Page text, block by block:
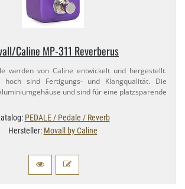
​Caline MP-​311 Reverberus
werden von Caline entwickelt und hergestellt.
hoch sind Fertigungs- und Klangqualität. Die
und sind für eine platzsparende
PEDALE / Pedale / Reverb
Hersteller: Movall by Caline